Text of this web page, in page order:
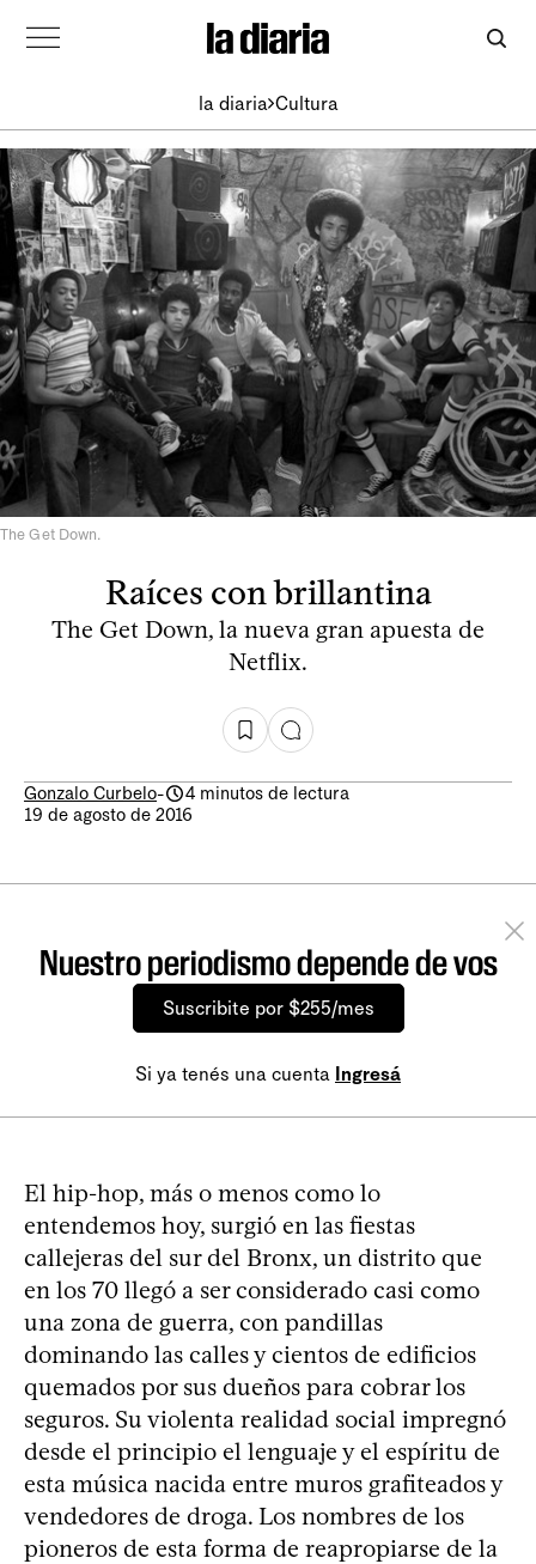
la diaria Cultura
The Get Down.
Raíces con brillantina
The Get Down, la nueva gran apuesta de
Netflix.
Gonzalo Curbelo-
4 minutos de lectura
19 de agosto de 2016
Nuestro periodismo depende de vos
Suscribite por $255/mes
Si ya tenés una cuenta Ingresá
El hip-hop, más o menos como lo
entendemos hoy, surgió en las fiestas
callejeras del sur del Bronx, un distrito que
en los 70 llegó a ser considerado casi como
una zona de guerra, con pandillas
dominando las calles y cientos de edificios
quemados por sus dueños para cobrar los
seguros. Su violenta realidad social impregnó
desde el principio el lenguaje y el espíritu de
esta música nacida entre muros grafiteados y
vendedores de droga. Los nombres de los
pioneros de esta forma de reapropiarse de la